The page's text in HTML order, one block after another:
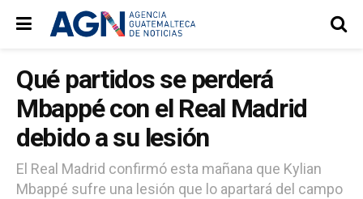
Qué partidos se perderá
Mbappé con el Real Madrid
debido a su lesión
El Real Madrid confirmó esta mañana que Kylian
Mbappé sufre una lesión que lo apartará del campo